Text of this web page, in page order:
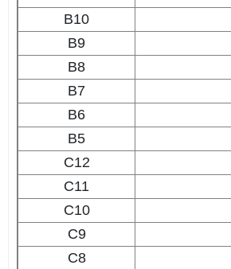
B10
B9
B8
B7
B6
B5
C12
C11
C10
C9
C8